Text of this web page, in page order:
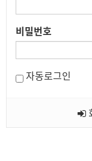
비밀번호
자동로그인